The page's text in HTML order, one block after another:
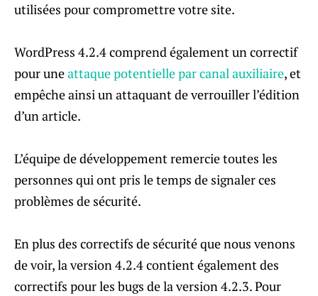
utilisées pour compromettre votre site.
WordPress 4.2.4 comprend également un correctif
pour uneattaque potentielle par canal auxiliaire, et
empêche ainsi un attaquant de verrouiller l’édition
d’un article.
L’équipe de développement remercie toutes les
personnes qui ont pris le temps de signaler ces
problèmes de sécurité.
En plus des correctifs de sécurité que nous venons
de voir, la version 4.2.4 contient également des
correctifs pour les bugs de la version 4.2.3. Pour